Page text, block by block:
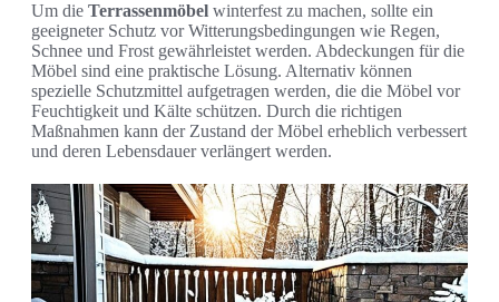
Um die Terrassenmöbel winterfest zu machen, sollte ein
geeigneter Schutz vor Witterungsbedingungen wie Regen,
Schnee und Frost gewährleistet werden. Abdeckungen für die
Möbel sind eine praktische Lösung. Alternativ können
spezielle Schutzmittel aufgetragen werden, die die Möbel vor
Feuchtigkeit und Kälte schützen. Durch die richtigen
Maßnahmen kann der Zustand der Möbel erheblich verbessert
und deren Lebensdauer verlängert werden.